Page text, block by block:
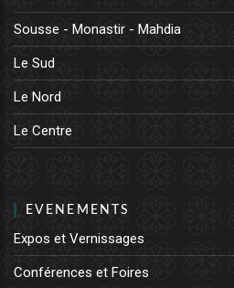
Sousse - Monastir - Mahdia
Le Sud
Le Nord
Le Centre
EVENEMENTS
Expos et Vernissages
Conférences et Foires